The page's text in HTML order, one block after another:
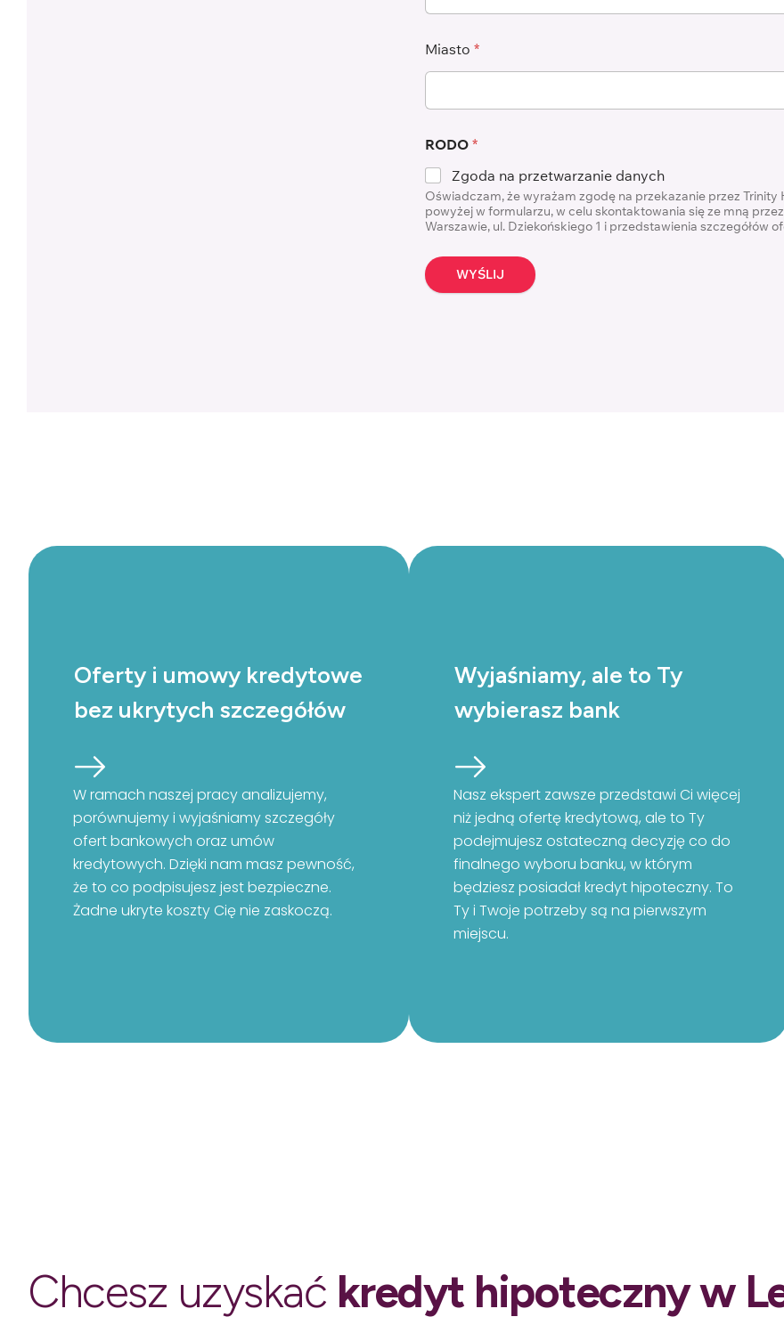
Miasto *
RODO *
Zgoda na przetwarzanie danych
Oświadczam, że wyrażam zgodę na przekazanie przez
powyżej w formularzu, w celu skontaktowania się ze mną
Warszawie, ul. Dziekońskiego 1 i przedstawienia
WYŚLIJ
Oferty i umowy kredytowe
bez ukrytych szczegółów
W ramach naszej pracy analizujemy,
porównujemy i wyjaśniamy szczegóły
ofert bankowych oraz umów
kredytowych. Dzięki nam masz pewność,
że to co podpisujesz jest bezpieczne.
Żadne ukryte koszty Cię nie zaskoczą.
Wyjaśniamy, ale to Ty
wybierasz bank
Nasz ekspert zawsze przedstawi Ci więcej
niż jedną ofertę kredytową, ale to Ty
podejmujesz ostateczną decyzję co do
finalnego wyboru banku, w którym
będziesz posiadał kredyt hipoteczny. To
Ty i Twoje potrzeby są na pierwszym
miejscu.
Chcesz uzyskać kredyt hipoteczny w